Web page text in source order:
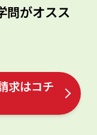
問がオスス
求はコチ